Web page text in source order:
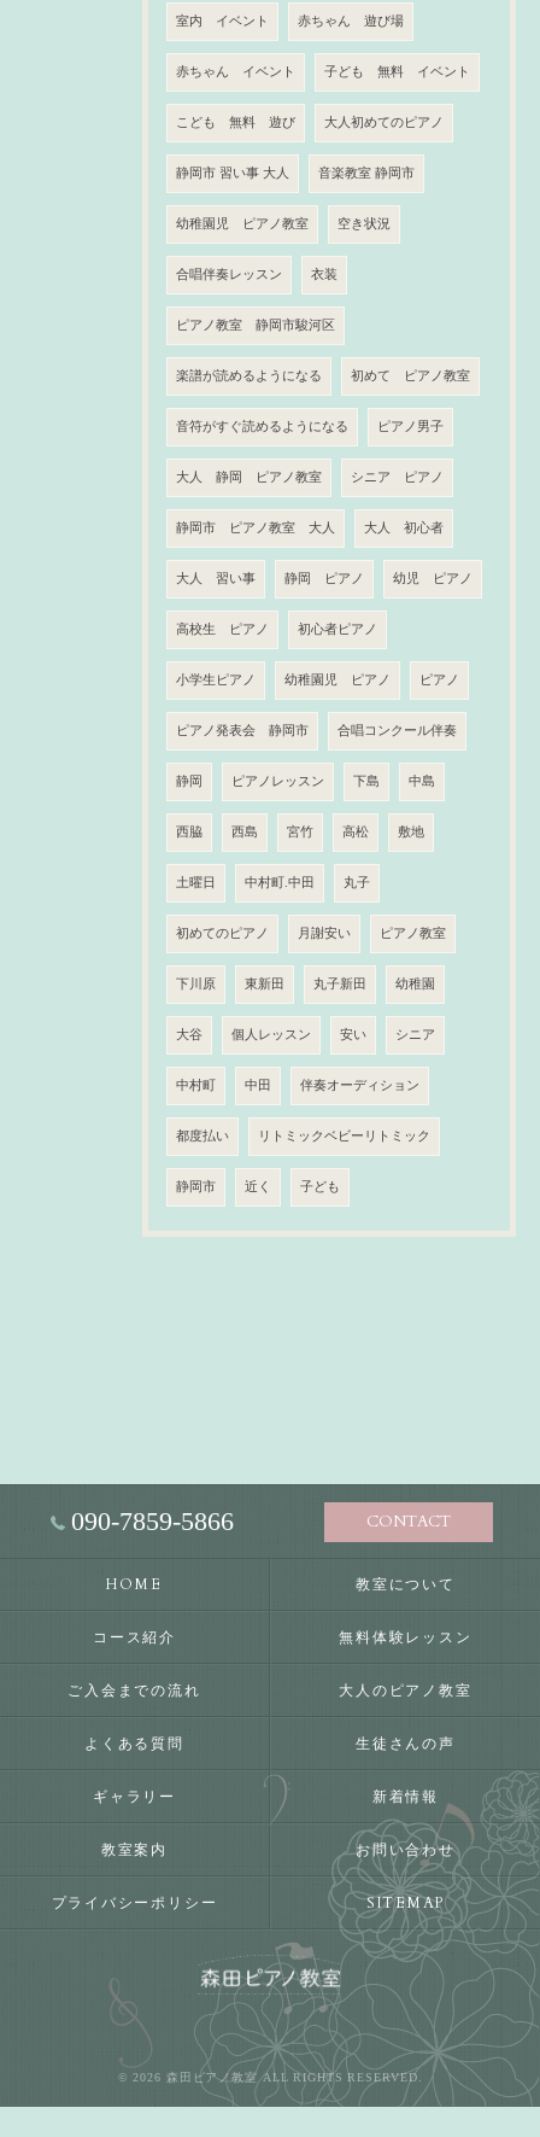
室内 イベント 赤ちゃん 遊び場
赤ちゃん イベント 子ども 無料 イベント
こども 無料 遊び 大人初めてのピアノ
静岡市 習い事 大人 音楽教室 静岡市
幼稚園児 ピアノ教室 空き状況
合唱伴奏レッスン 衣装
ピアノ教室 静岡市駿河区
楽譜が読めるようになる 初めて ピアノ教室
音符がすぐ読めるようになる ピアノ男子
大人 静岡 ピアノ教室 シニア ピアノ
静岡市 ピアノ教室 大人 大人 初心者
大人 習い事 静岡 ピアノ 幼児 ピアノ
高校生 ピアノ 初心者ピアノ
小学生ピアノ 幼稚園児 ピアノ ピアノ
ピアノ発表会 静岡市 合唱コンクール伴奏
静岡 ピアノレッスン 下島 中島
西脇 西島 宮竹 高松 敷地
土曜日 中村町.中田 丸子
初めてのピアノ 月謝安い ピアノ教室
下川原 東新田 丸子新田 幼稚園
大谷 個人レッスン 安い シニア
中村町 中田 伴奏オーディション
都度払い リトミックベビーリトミック
静岡市 近く 子ども
090-7859-5866 CONTACT
HOME 教室について
コース紹介 無料体験レッスン
ご入会までの流れ 大人のピアノ教室
よくある質問 生徒さんの声
ギャラリー 新着情報
教室案内 お問い合わせ
プライバシーポリシー SITEMAP
© 2026 森田ピアノ教室 ALL RIGHTS RESERVED.